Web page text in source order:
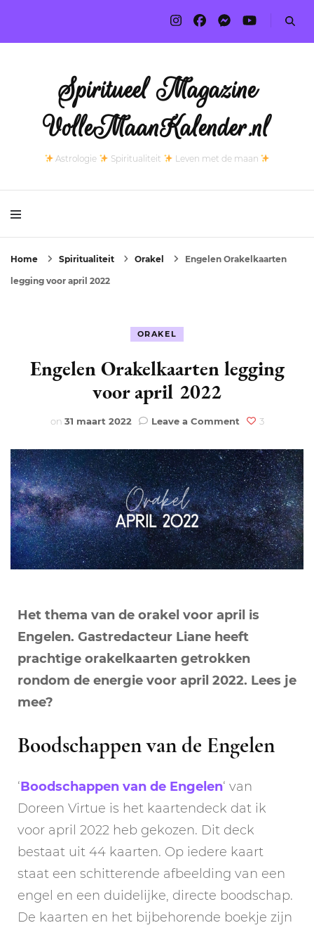
Spiritueel Magazine
VolleMaanKalender.nl
Astrologie Spiritualiteit Leven met de maan
Home Spiritualiteit Orakel Engelen Orakelkaarten
legging voor april 2022
ORAKEL
Engelen Orakelkaarten legging
voor april 2022
on 31 maart 2022 Leave a Commenton
Orakelkaarten
legging
voor
april
2022
3
Het thema van de orakel voor april is
Engelen. Gastredacteur Liane heeft
prachtige orakelkaarten getrokken
rondom de energie voor april 2022. Lees je
mee?
Boodschappen van de Engelen
‘Boodschappen van de Engelen‘ van
Doreen Virtue is het kaartendeck dat ik
voor april 2022 heb gekozen. Dit deck
bestaat uit 44 kaarten. Op iedere kaart
staat een schitterende afbeelding van een
engel en een duidelijke, directe boodschap.
De kaarten en het bijbehorende boekje zijn